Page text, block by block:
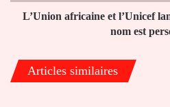
L’Union africaine et l’Unicef
nom est
Articles similaires